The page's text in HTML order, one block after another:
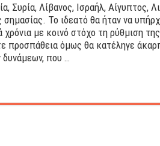
Συρία, Λίβανος, Ισραήλ, Αίγυπτος,
Το ιδεατό θα ήταν να
με κοινό στόχο τη ρύθμιση της
προσπάθεια όμως θα κατέληγε
που …